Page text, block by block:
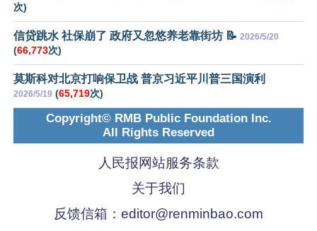
次)
信贷跳水 社保崩了 政府又忽悠养老靠街坊 📝 2026/5/20
(66,773次)
莫斯科对北京打响保卫战 普京习近平川普三国演利
2026/5/19 (65,719次)
Copyright© RMB Public Foundation Inc.
All Rights Reserved
人民报网站服务条款
关于我们
反馈信箱： editor@renminbao.com